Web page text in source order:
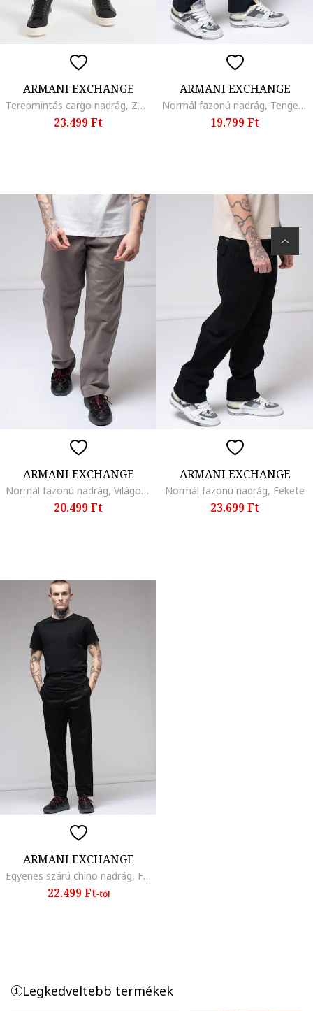
ARMANI EXCHANGE
Terepmintás cargo nadrág, Zöld
23.499 Ft
ARMANI EXCHANGE
Normál fazonú nadrág, Tengerészkék
19.799 Ft
ARMANI EXCHANGE
Normál fazonú nadrág, Világos tópbarna
20.499 Ft
ARMANI EXCHANGE
Normál fazonú nadrág, Fekete
23.699 Ft
ARMANI EXCHANGE
Egyenes szárú chino nadrág, Fekete
22.499 Ft-tól
Legkedveltebb termékek